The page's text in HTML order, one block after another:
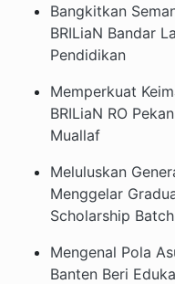
Bangkitkan
BRILiaN Bandar
Pendidikan
Memperkuat
BRILiaN RO
Muallaf
Meluluskan
Menggelar
Scholarship
Mengenal Pola
Banten Beri